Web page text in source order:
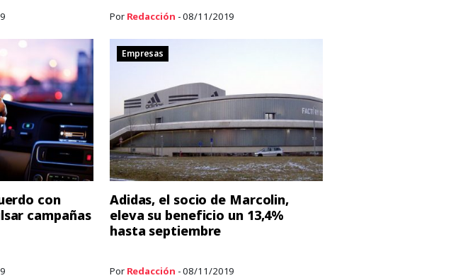
Por Redacción - 08/11/2019
con
campañas
Empresas
Adidas, el socio de Marcolin,
eleva su beneficio un 13,4%
hasta septiembre
Por Redacción - 08/11/2019